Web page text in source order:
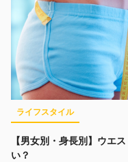
ライフスタイル
【男女別・身長別】ウエ
い？